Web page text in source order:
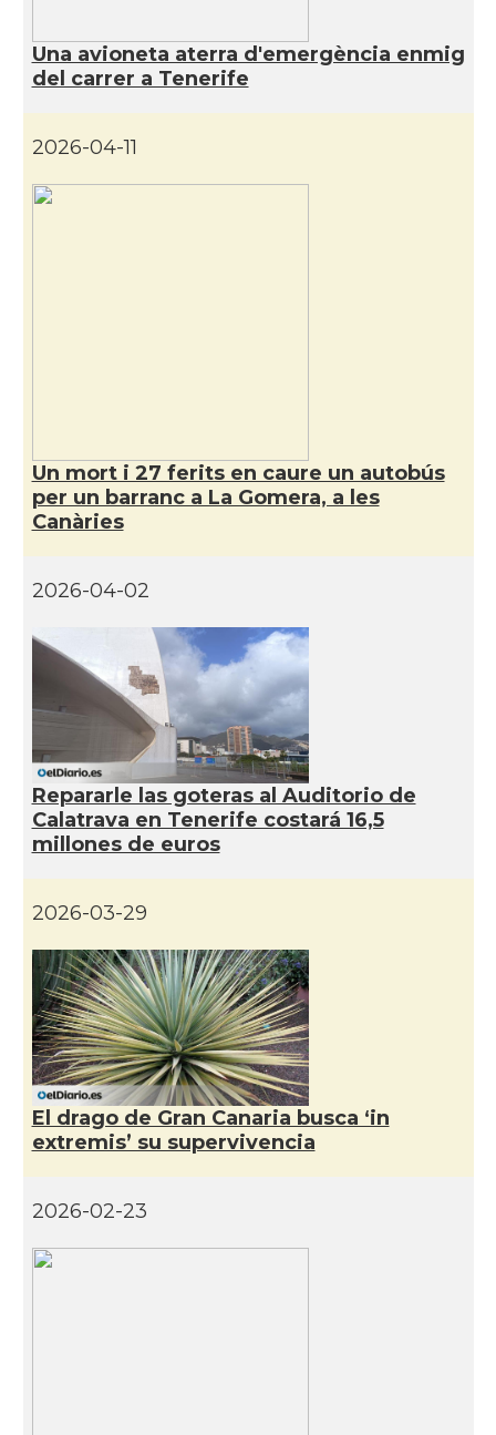
Una avioneta aterra d'emergència enmig
del carrer a Tenerife
2026-04-11
Un mort i 27 ferits en caure un autobús
per un barranc a La Gomera, a les
Canàries
2026-04-02
Repararle las goteras al Auditorio de
Calatrava en Tenerife costará 16,5
millones de euros
2026-03-29
El drago de Gran Canaria busca ‘in
extremis’ su supervivencia
2026-02-23